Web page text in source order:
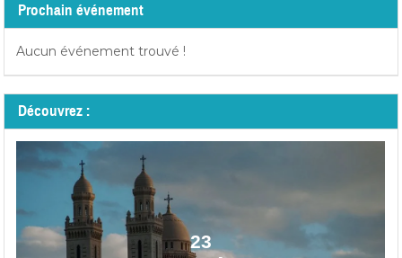
Prochain événement
Aucun événement trouvé !
Découvrez :
23